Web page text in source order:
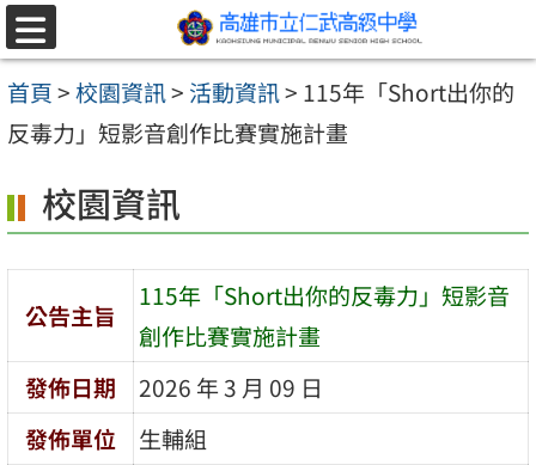
跳至主要內容區
選
單
首頁>校園資訊> 活動資訊> 115年「Short出你的
反毒力」短影音創作比賽實施計畫
校園資訊
公告主旨
115年「Short出你的反毒力」短影音
創作比賽實施計畫
發佈日期
2026 年 3 月 09 日
發佈單位
生輔組